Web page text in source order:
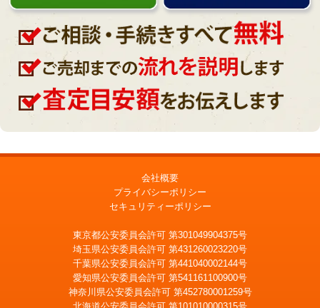
会社概要
プライバシーポリシー
セキュリティーポリシー
東京都公安委員会許可 第301049904375号
埼玉県公安委員会許可 第431260023220号
千葉県公安委員会許可 第441040002144号
愛知県公安委員会許可 第541161100900号
神奈川県公安委員会許可 第452780001259号